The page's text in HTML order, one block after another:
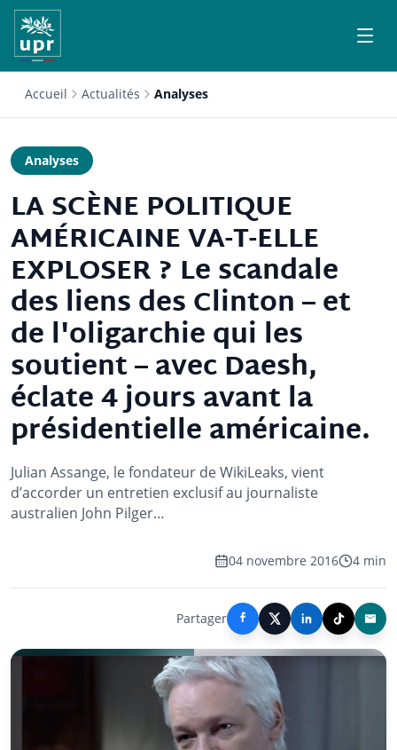
Accueil Actualités Analyses
Analyses
LA SCÈNE POLITIQUE
AMÉRICAINE VA-T-ELLE
EXPLOSER ? Le scandale
des liens des Clinton – et
de l'oligarchie qui les
soutient – avec Daesh,
éclate 4 jours avant la
présidentielle américaine.
Julian Assange, le fondateur de WikiLeaks, vient
d’accorder un entretien exclusif au journaliste
australien John Pilger…
04 novembre 2016 4 min
Partager